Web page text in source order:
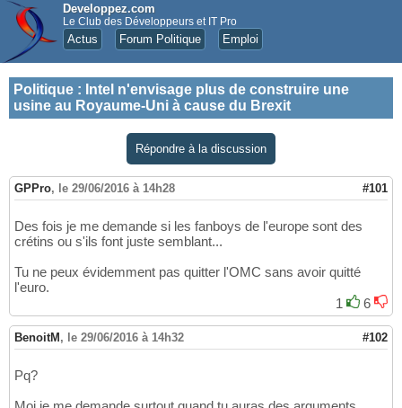
Developpez.com
Le Club des Développeurs et IT Pro
Actus Forum Politique Emploi
Politique : Intel n'envisage plus de construire une
usine au Royaume-Uni à cause du Brexit
Répondre à la discussion
GPPro, le 29/06/2016 à 14h28 #101
Des fois je me demande si les fanboys de l'europe sont des
crétins ou s'ils font juste semblant...
Tu ne peux évidemment pas quitter l'OMC sans avoir quitté
l'euro.
1
6
BenoitM , le 29/06/2016 à 14h32 #102
Pq?